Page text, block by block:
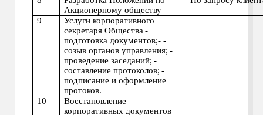
Акционерному обществу
9
Услуги корпоративного
секретаря Общества-
подготовка документов;- -
созыв органов управления; -
проведение заседаний; -
составление протоколов; -
подписание и оформление
протоков.
10
Восстановление
корпоративных документов